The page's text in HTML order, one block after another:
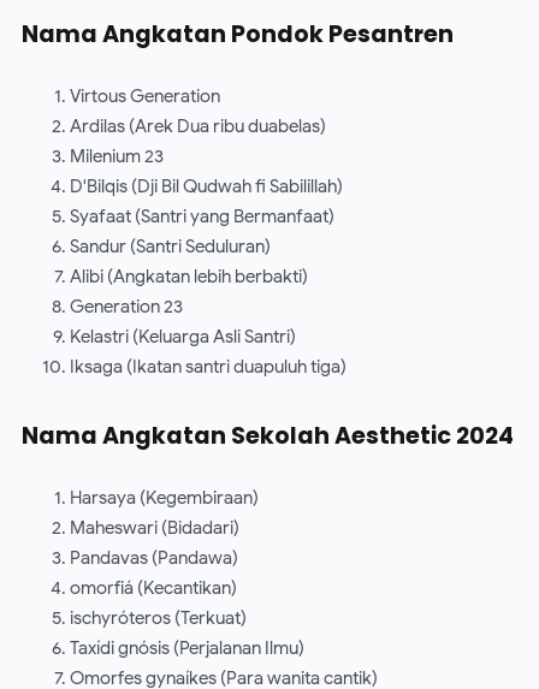
Nama Angkatan Pondok Pesantren
Virtous Generation
Ardilas (Arek Dua ribu duabelas)
Milenium 23
D'Bilqis (Dji Bil Qudwah fi Sabilillah)
Syafaat (Santri yang Bermanfaat)
Sandur (Santri Seduluran)
Alibi (Angkatan lebih berbakti)
Generation 23
Kelastri (Keluarga Asli Santri)
Iksaga (Ikatan santri duapuluh tiga)
Nama Angkatan Sekolah Aesthetic 2024
Harsaya (Kegembiraan)
Maheswari (Bidadari)
Pandavas (Pandawa)
omorfiá (Kecantikan)
ischyróteros (Terkuat)
Taxídi gnósis (Perjalanan Ilmu)
Omorfes gynaíkes (Para wanita cantik)